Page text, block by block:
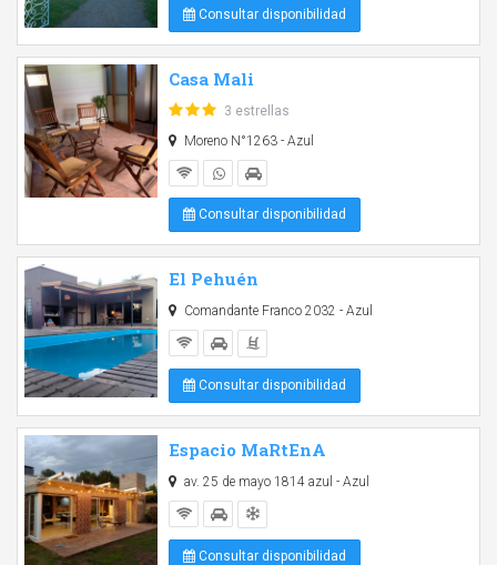
Consultar disponibilidad
Casa Mali
3 estrellas
Moreno N°1263 - Azul
Consultar disponibilidad
El Pehuén
Comandante Franco 2032 - Azul
Consultar disponibilidad
Espacio MaRtEnA
av. 25 de mayo 1814 azul - Azul
Consultar disponibilidad